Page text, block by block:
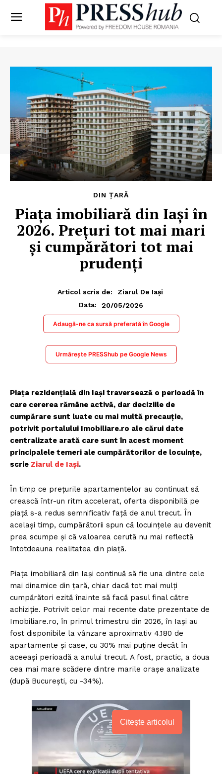
DIN ȚARĂ
Piața imobiliară din Iași în
2026. Prețuri tot mai mari
și cumpărători tot mai
prudenți
Articol scris de:
Ziarul De Iași
Data:
20/05/2026
Adaugă-ne ca sursă preferată în Google
Urmărește PRESShub pe Google News
Piața rezidențială din Iași traversează o perioadă în
care cererea rămâne activă, dar deciziile de
cumpărare sunt luate cu mai multă precauție,
potrivit portalului Imobiliare.ro ale cărui date
centralizate arată care sunt în acest moment
principalele temeri ale cumpărătorilor de locuințe,
scrie Ziarul de Iași.
În timp ce prețurile apartamentelor au continuat să
crească într-un ritm accelerat, oferta disponibilă pe
piață s-a redus semnificativ față de anul trecut. În
același timp, cumpărătorii spun că locuințele au devenit
prea scumpe și că valoarea cerută nu mai reflectă
întotdeauna realitatea din piață.
Piața imobiliară din Iași continuă să fie una dintre cele
mai dinamice din țară, chiar dacă tot mai mulți
cumpărători ezită înainte să facă pasul final către
achiziție. Potrivit celor mai recente date prezentate de
Imobiliare.ro, în primul trimestru din 2026, în Iași au
fost disponibile la vânzare aproximativ 4.180 de
apartamente și case, cu 30% mai puține decât în
aceeași perioadă a anului trecut. A fost, practic, a doua
cea mai mare scădere dintre marile orașe analizate
(după București, cu -34%).
Citește articolul